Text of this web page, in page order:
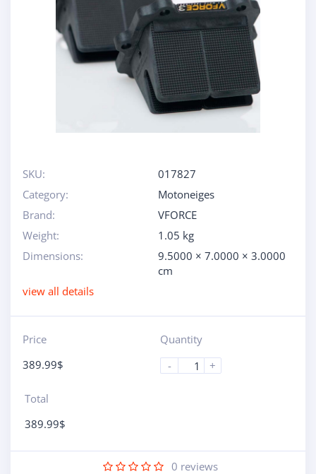
SKU:
017827
Category:
Motoneiges
Brand:
VFORCE
Weight:
1.05 kg
Dimensions:
9.5000 × 7.0000 × 3.0000
cm
view all details
Price
389.99$
Quantity
-
+
Total
389.99$
0 reviews